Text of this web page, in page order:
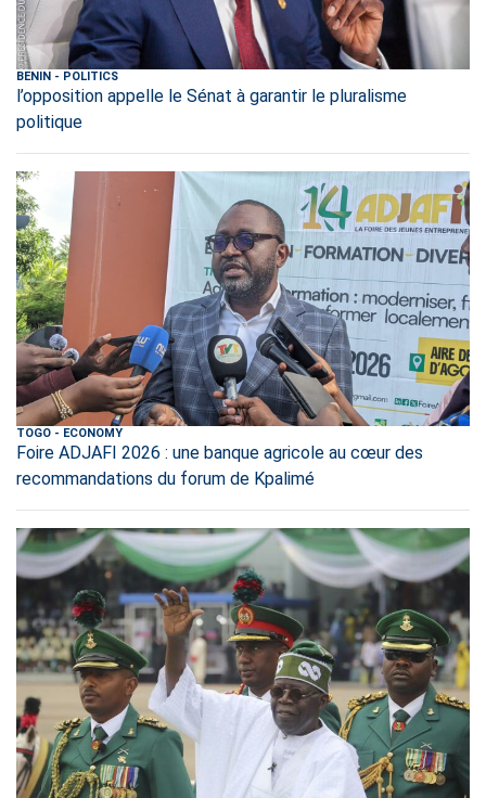
BENIN - POLITICS
l’opposition appelle le Sénat à garantir le pluralisme
politique
TOGO - ECONOMY
Foire ADJAFI 2026 : une banque agricole au cœur des
recommandations du forum de Kpalimé